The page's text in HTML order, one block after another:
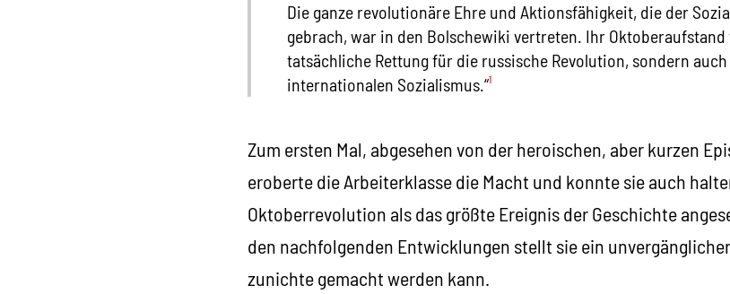
Die ganze revolutionäre Ehre und Aktionsfähigkeit, die der
gebrach, war in den Bolschewiki vertreten. Ihr
tatsächliche Rettung für die russische Revolution, sondern
internationalen Sozialismus.“¹
Zum ersten Mal, abgesehen von der heroischen, aber kurzen
eroberte die Arbeiterklasse die Macht und konnte sie auch
Oktoberrevolution als das größte Ereignis der Geschichte
den nachfolgenden Entwicklungen stellt sie ein
zunichte gemacht werden kann.